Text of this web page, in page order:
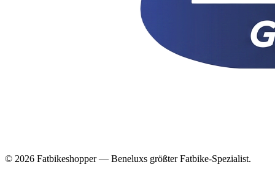
© 2026 Fatbikeshopper — Beneluxs größter Fatbike-Spezialist.